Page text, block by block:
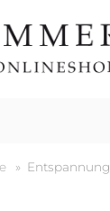
» Entspannung